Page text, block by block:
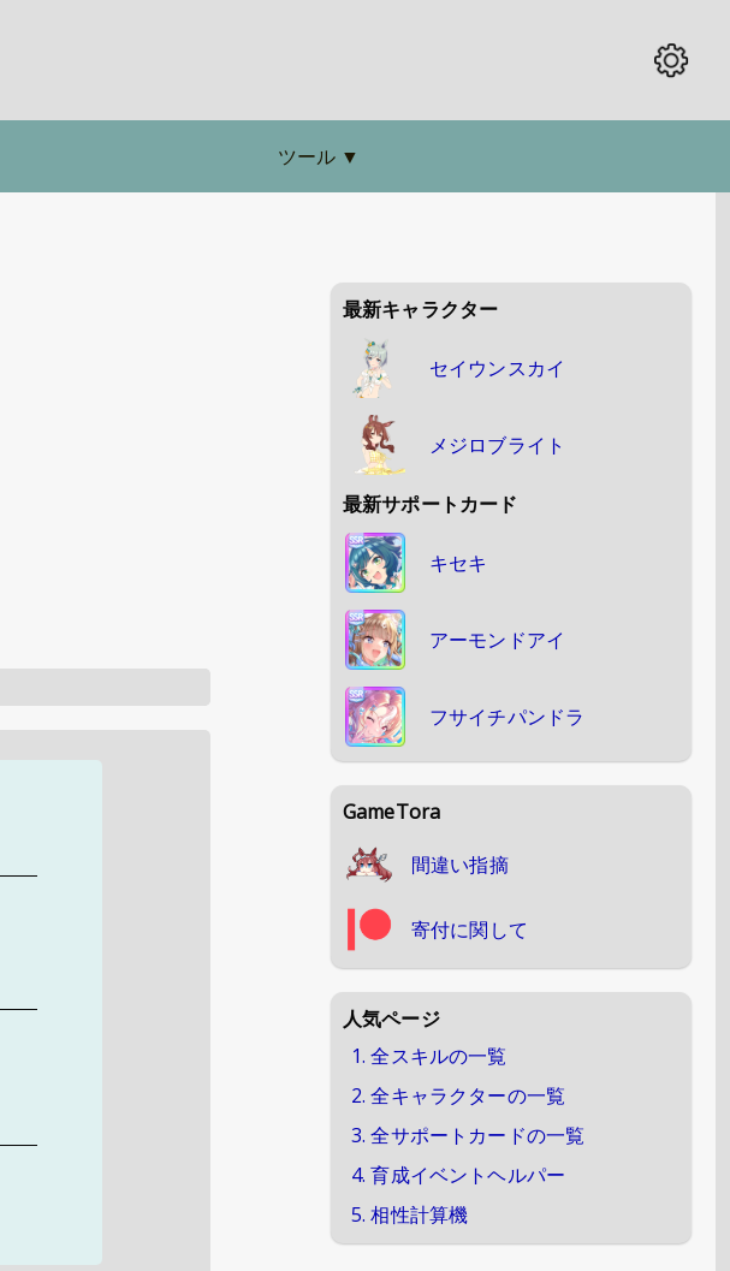
ツール ▼
最新キャラクター
セイウンスカイ
メジロブライト
最新サポートカード
キセキ
アーモンドアイ
フサイチパンドラ
GameTora
間違い指摘
寄付に関して
人気ページ
1. 全スキルの一覧
2. 全キャラクターの一覧
3. 全サポートカードの一覧
4. 育成イベントヘルパー
5. 相性計算機